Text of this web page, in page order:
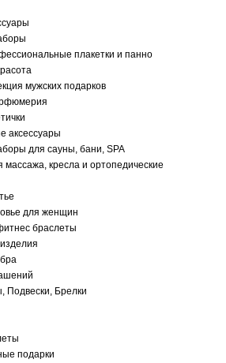
плакетки и панно
мужских подарков
аксессуары
для сауны, бани, SPA
массажа, кресла и ортопедические
для женщин
браслеты
Подвески, Брелки
подарки